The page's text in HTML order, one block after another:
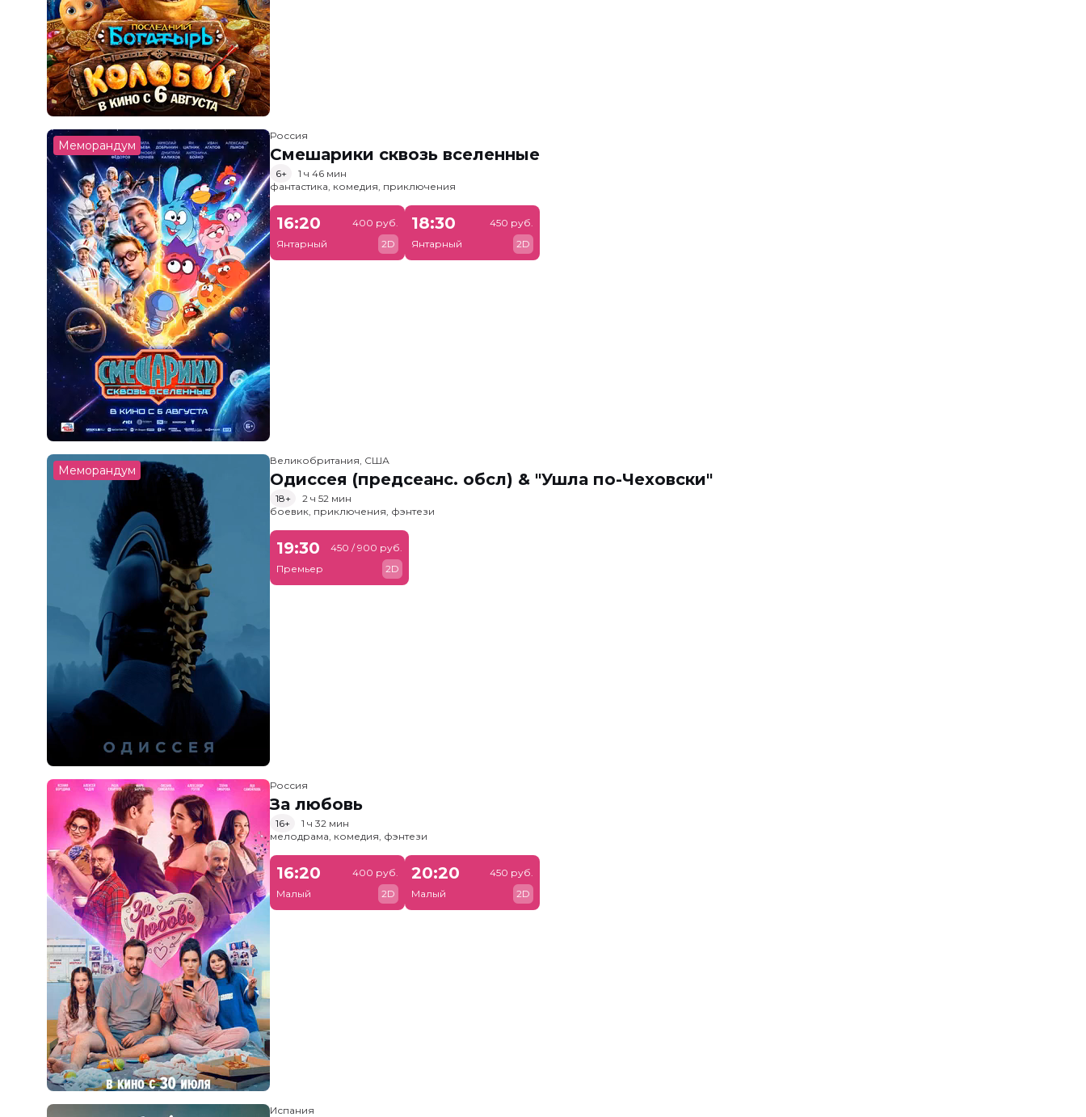
Меморандум
Россия
Смешарики сквозь вселенные
6+
1 ч 46 мин
фантастика, комедия, приключения
16:20
Янтарный
400 руб.
2D
18:30
Янтарный
450 руб.
2D
Меморандум
Великобритания, США
Одиссея (предсеанс. обсл) & "Ушла по-Чеховски"
18+
2 ч 52 мин
боевик, приключения, фэнтези
19:30
Премьер
450 / 900 руб.
2D
Россия
За любовь
16+
1 ч 32 мин
мелодрама, комедия, фэнтези
16:20
Малый
400 руб.
2D
20:20
Малый
450 руб.
2D
Испания